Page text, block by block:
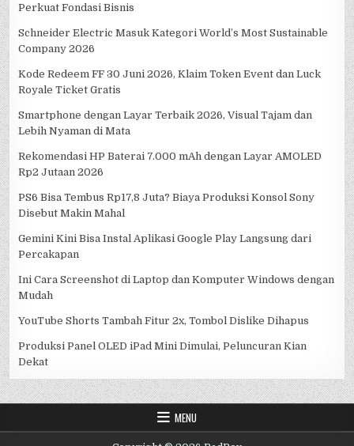
Perkuat Fondasi Bisnis
Schneider Electric Masuk Kategori World’s Most Sustainable
Company 2026
Kode Redeem FF 30 Juni 2026, Klaim Token Event dan Luck
Royale Ticket Gratis
Smartphone dengan Layar Terbaik 2026, Visual Tajam dan
Lebih Nyaman di Mata
Rekomendasi HP Baterai 7.000 mAh dengan Layar AMOLED
Rp2 Jutaan 2026
PS6 Bisa Tembus Rp17,8 Juta? Biaya Produksi Konsol Sony
Disebut Makin Mahal
Gemini Kini Bisa Instal Aplikasi Google Play Langsung dari
Percakapan
Ini Cara Screenshot di Laptop dan Komputer Windows dengan
Mudah
YouTube Shorts Tambah Fitur 2x, Tombol Dislike Dihapus
Produksi Panel OLED iPad Mini Dimulai, Peluncuran Kian
Dekat
MENU